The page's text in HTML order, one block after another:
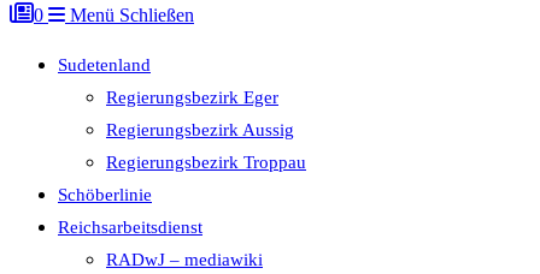
0 Menü Schließen
Sudetenland
Regierungsbezirk Eger
Regierungsbezirk Aussig
Regierungsbezirk Troppau
Schöberlinie
Reichsarbeitsdienst
RADwJ – mediawiki